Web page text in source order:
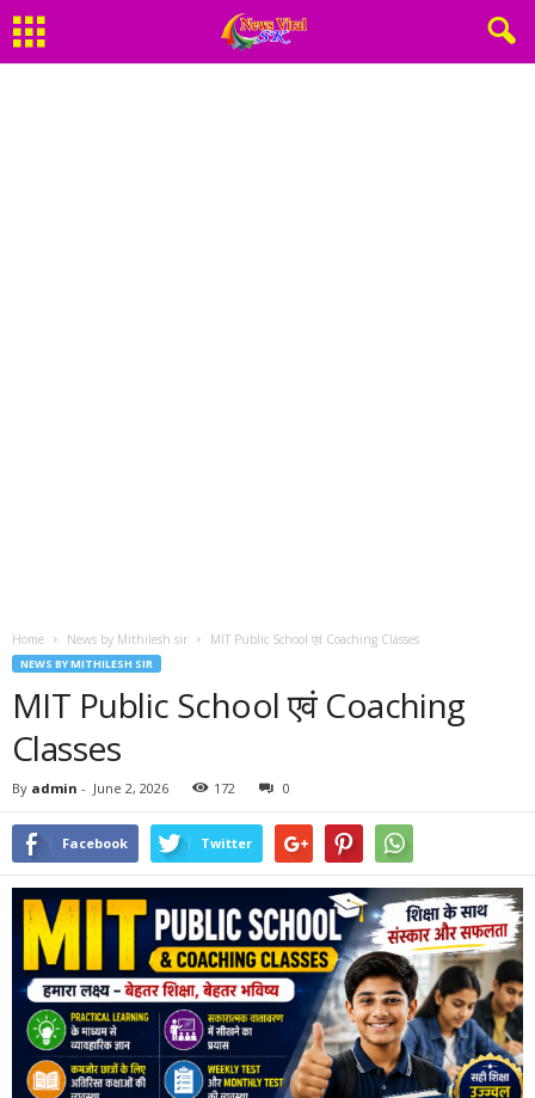
Home News by Mithilesh sir MIT Public School एवं Coaching Classes
NEWS BY MITHILESH SIR
MIT Public School एवं Coaching
Classes
By admin - June 2, 2026 172 0
Facebook Twitter